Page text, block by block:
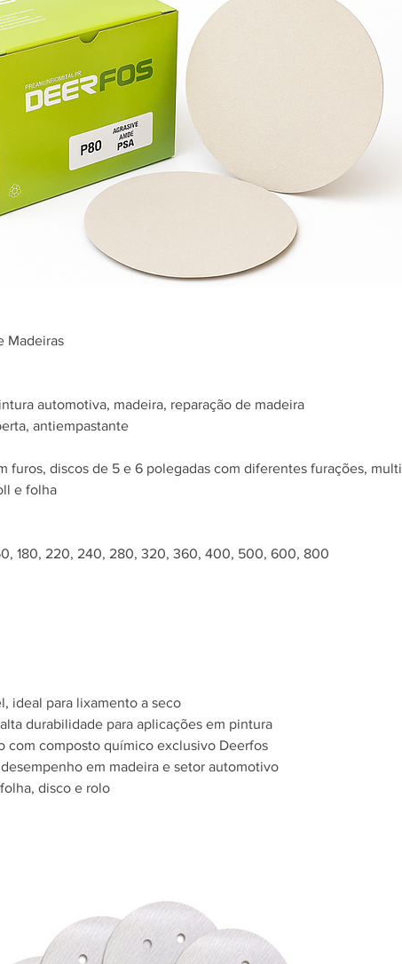
Madeiras
automotiva, madeira, reparação de madeira
antiempastante
furos, discos de 5 e 6 polegadas com diferentes furações, multi
e folha
180, 220, 240, 280, 320, 360, 400, 500, 600, 800
ideal para lixamento a seco
durabilidade para aplicações em pintura
com composto químico exclusivo Deerfos
em madeira e setor automotivo
disco e rolo